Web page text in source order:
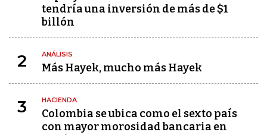
tendría una inversión de más de $1
billón
2 ANÁLISIS
Más Hayek, mucho más Hayek
3 HACIENDA
Colombia se ubica como el sexto país
con mayor morosidad bancaria en